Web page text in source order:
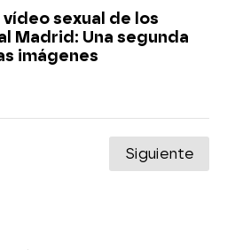
sexual de los
Madrid: Una segunda
imágenes
Siguiente